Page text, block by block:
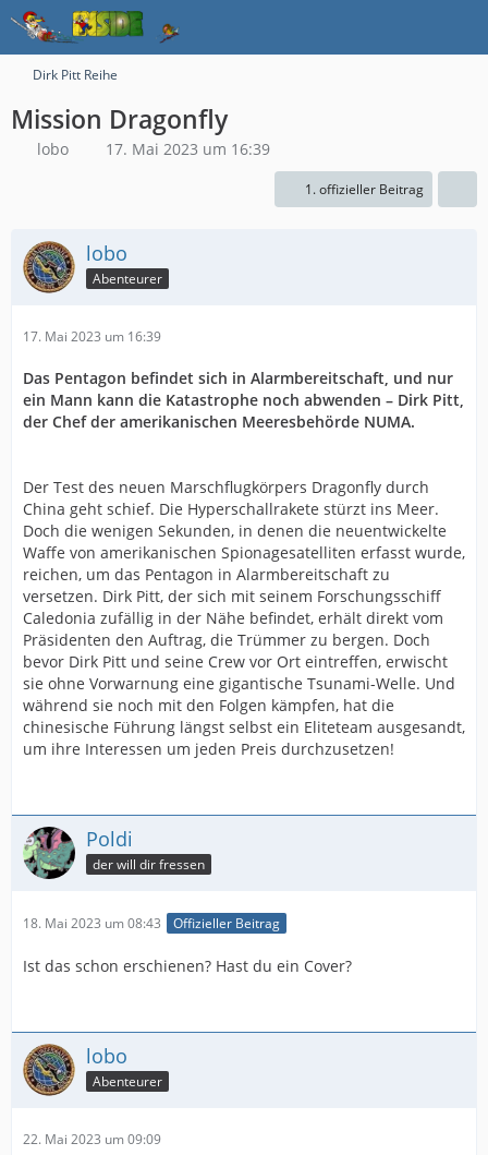
Dirk Pitt Reihe
Mission Dragonfly
lobo 17. Mai 2023 um 16:39
1. offizieller Beitrag
lobo
Abenteurer
17. Mai 2023 um 16:39
Das Pentagon befindet sich in Alarmbereitschaft, und nur
ein Mann kann die Katastrophe noch abwenden – Dirk Pitt,
der Chef der amerikanischen Meeresbehörde NUMA.
Der Test des neuen Marschflugkörpers Dragonfly durch
China geht schief. Die Hyperschallrakete stürzt ins Meer.
Doch die wenigen Sekunden, in denen die neuentwickelte
Waffe von amerikanischen Spionagesatelliten erfasst wurde,
reichen, um das Pentagon in Alarmbereitschaft zu
versetzen. Dirk Pitt, der sich mit seinem Forschungsschiff
Caledonia zufällig in der Nähe befindet, erhält direkt vom
Präsidenten den Auftrag, die Trümmer zu bergen. Doch
bevor Dirk Pitt und seine Crew vor Ort eintreffen, erwischt
sie ohne Vorwarnung eine gigantische Tsunami-Welle. Und
während sie noch mit den Folgen kämpfen, hat die
chinesische Führung längst selbst ein Eliteteam ausgesandt,
um ihre Interessen um jeden Preis durchzusetzen!
Poldi
der will dir fressen
18. Mai 2023 um 08:43 Offizieller Beitrag
Ist das schon erschienen? Hast du ein Cover?
lobo
Abenteurer
22. Mai 2023 um 09:09